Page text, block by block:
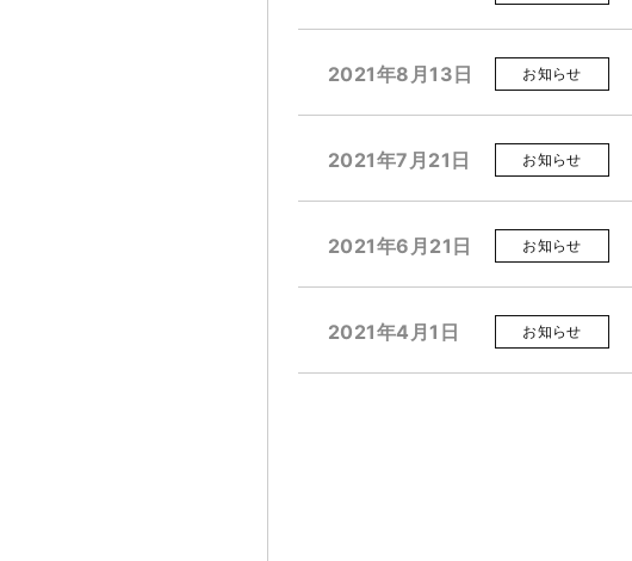
2021年8月13日 お知らせ
2021年7月21日 お知らせ
2021年6月21日 お知らせ
2021年4月1日 お知らせ